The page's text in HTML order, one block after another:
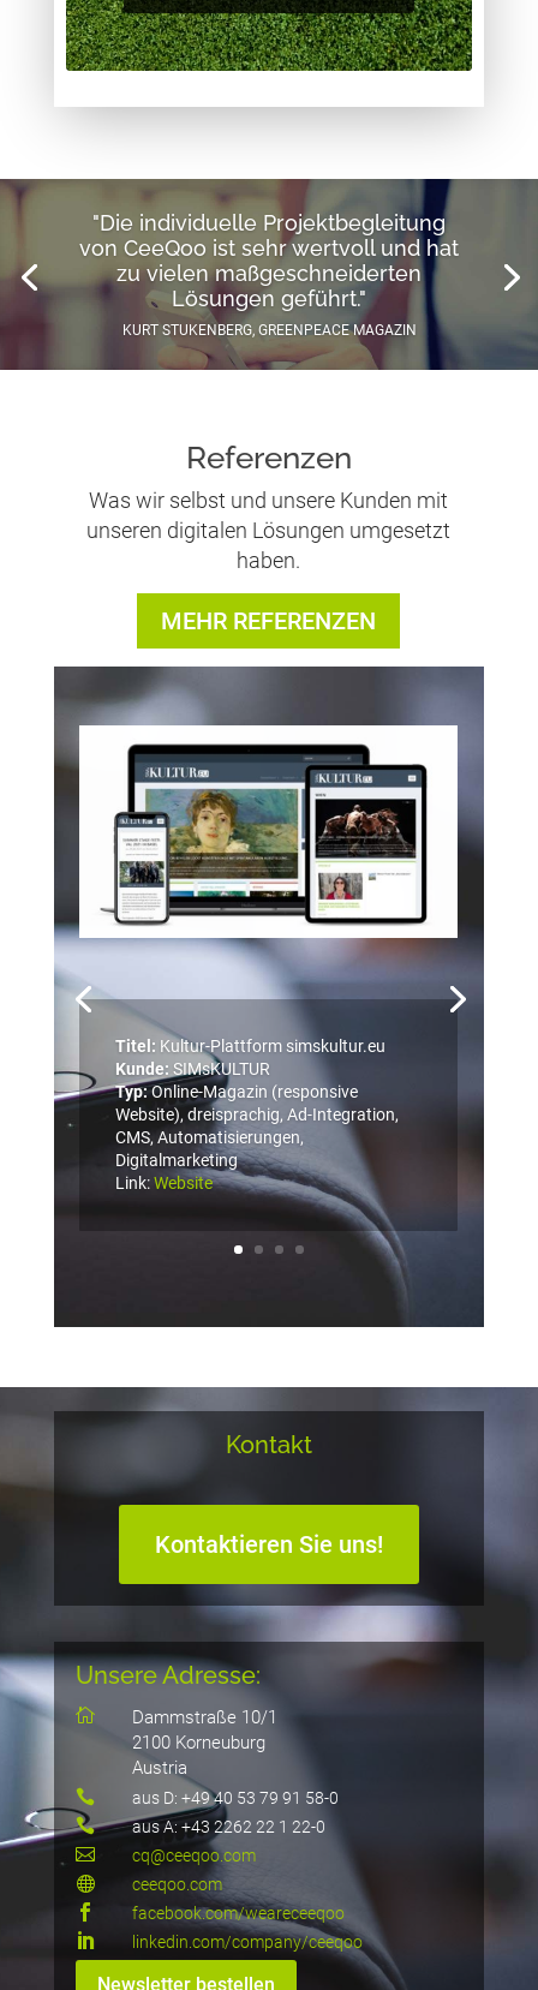
"Die individuelle Projektbegleitung
von CeeQoo ist sehr wertvoll und hat
zu vielen maßgeschneiderten
Lösungen geführt."
KURT STUKENBERG, GREENPEACE MAGAZIN
Referenzen
Was wir selbst und unsere Kunden mit
unseren digitalen Lösungen umgesetzt
haben.
MEHR REFERENZEN
Titel: Kultur-Plattform simskultur.eu
Kunde: SIMsKULTUR
Typ:Online-Magazin (responsive
Website), dreisprachig, Ad-Integration,
CMS, Automatisierungen,
Digitalmarketing
Link:Website
Titel:Website und Sales-App
Kunde:SOY AUSTRIA
Typ:Responsive Webseite und iPad-
Präsentations-App
Link: Website
Kontakt
Kontaktieren Sie uns!
Unsere Adresse:

Dammstraße 10/1
2100 Korneuburg
Austria

aus D: +49 40 53 79 91 58-0

aus A: +43 2262 22 1 22-0

cq@ceeqoo.com

ceeqoo.com

facebook.com/weareceeqoo

linkedin.com/company/ceeqoo
Newsletter bestellen